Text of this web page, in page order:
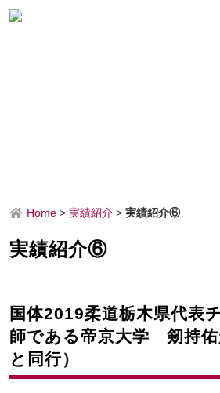
Home > 実績紹介 > 実績紹介⑥
実績紹介⑥
国体2019柔道栃木県代表
師である帝京大学 剱持佑
と同行）